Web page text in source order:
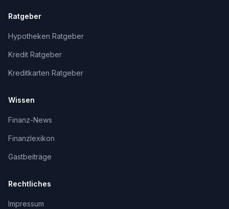
Ratgeber
Hypotheken Ratgeber
Kredit Ratgeber
Kreditkarten Ratgeber
Wissen
Finanz-News
Finanzlexikon
Gastbeiträge
Rechtliches
Impressum